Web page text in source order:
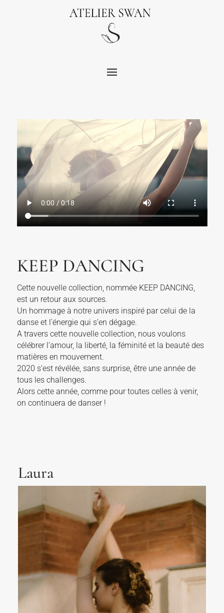
KEEP DANCING
Cette nouvelle collection, nommée KEEP DANCING,
est un retour aux sources.
Un hommage à notre univers inspiré par celui de la
danse et l’énergie qui s’en dégage.
A travers cette nouvelle collection, nous voulons
célébrer l’amour, la liberté, la féminité et la beauté des
matières en mouvement.
2020 s’est révélée, sans surprise, être une année de
tous les challenges.
Alors cette année, comme pour toutes celles à venir,
on continuera de danser !
Laura